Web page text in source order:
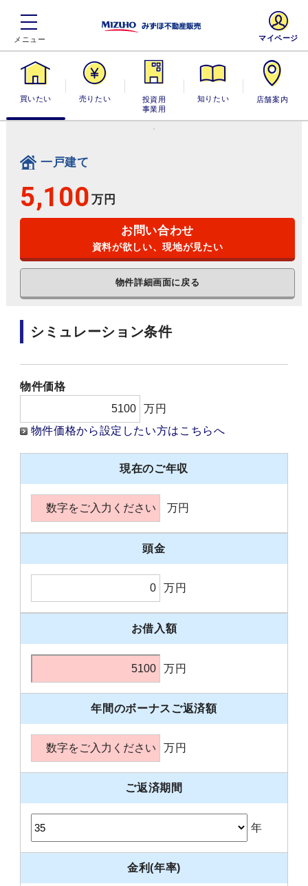
買いたい 売りたい
投資用・事業
用
知りたい 店舗案内
マイページ
一戸建て
5,100 万円
お問い合わせ
資料が欲しい、現地が見たい
物件詳細画面に戻る
シミュレーション条件
物件価格
万円
物件価格から設定したい方はこちらへ
現在のご年収
万円
頭金
万円
お借入額
万円
年間のボーナスご返済額
万円
ご返済期間
年
金利(年率)